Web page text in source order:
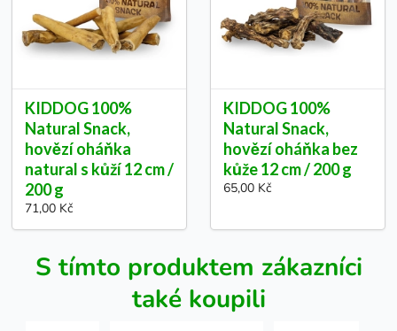
KIDDOG 100%
Natural Snack,
hovězí oháňka
natural s kůží 12 cm /
200 g
71,00 Kč
KIDDOG 100%
Natural Snack,
hovězí oháňka bez
kůže 12 cm / 200 g
65,00 Kč
S tímto produktem zákazníci
také koupili